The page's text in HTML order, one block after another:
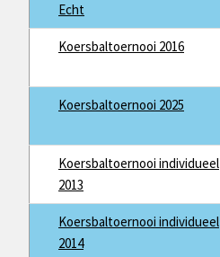
Echt
Koersbaltoernooi 2016
Koersbaltoernooi 2025
Koersbaltoernooi individueel
2013
Koersbaltoernooi individueel
2014